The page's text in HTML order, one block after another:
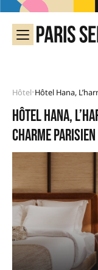
Hôtel•
Hôtel Hana,
charme